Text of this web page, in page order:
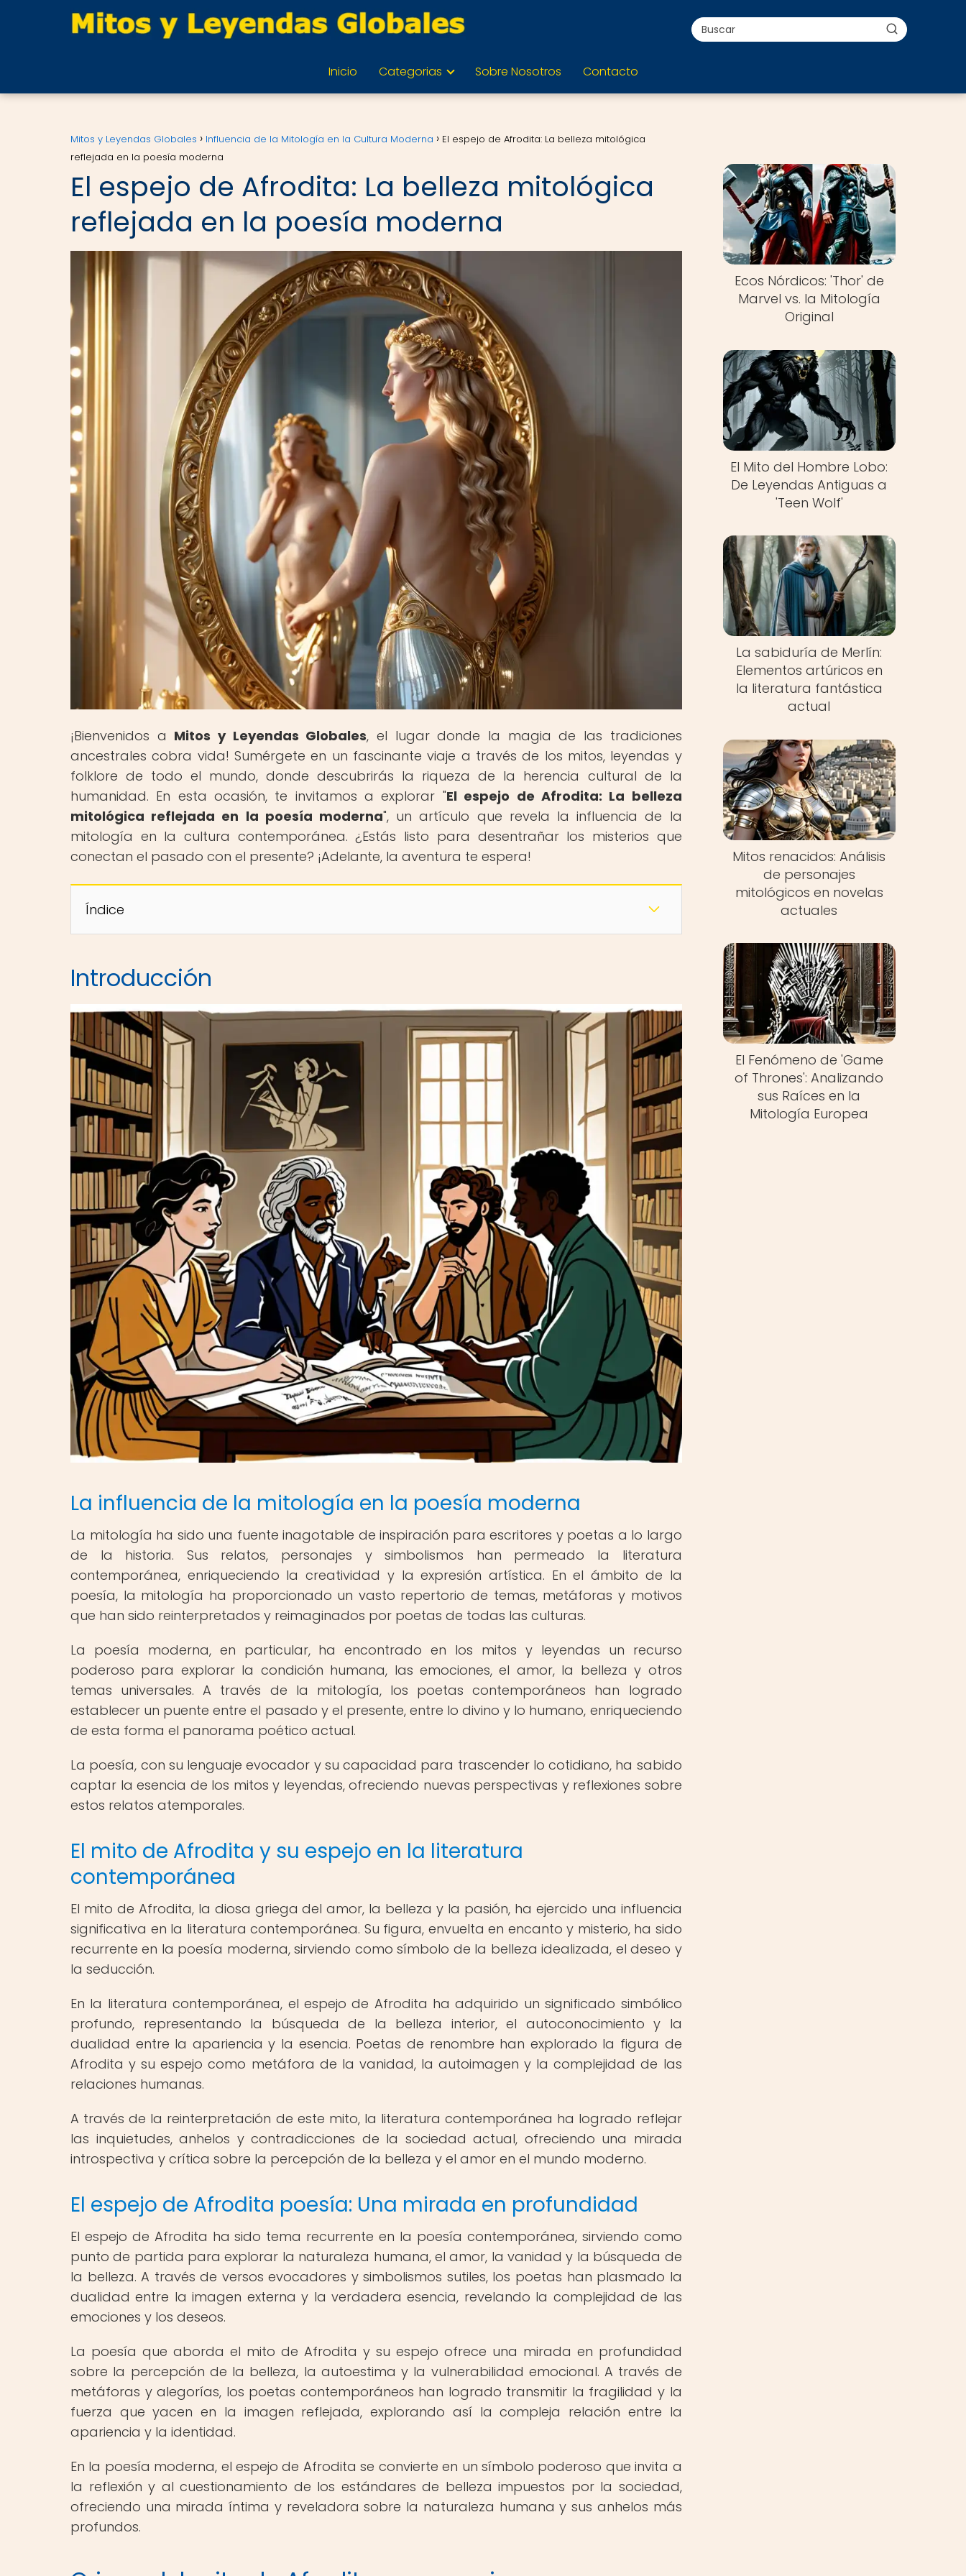
Inicio Categorias Sobre Nosotros Contacto
Mitos y Leyendas Globales Influencia de la Mitología en la Cultura Moderna
El espejo de Afrodita: La belleza mitológica
reflejada en la poesía moderna
El espejo de Afrodita: La belleza mitológica
reflejada en la poesía moderna
¡Bienvenidos a Mitos y Leyendas Globales, el lugar donde la magia de las tradiciones
ancestrales cobra vida! Sumérgete en un fascinante viaje a través de los mitos, leyendas y
folklore de todo el mundo, donde descubrirás la riqueza de la herencia cultural de la
humanidad. En esta ocasión, te invitamos a explorar "El espejo de Afrodita: La belleza
mitológica reflejada en la poesía moderna", un artículo que revela la influencia de la
mitología en la cultura contemporánea. ¿Estás listo para desentrañar los misterios que
conectan el pasado con el presente? ¡Adelante, la aventura te espera!
Índice
Introducción
La influencia de la mitología en la poesía moderna
La mitología ha sido una fuente inagotable de inspiración para escritores y poetas a lo largo
de la historia. Sus relatos, personajes y simbolismos han permeado la literatura
contemporánea, enriqueciendo la creatividad y la expresión artística. En el ámbito de la
poesía, la mitología ha proporcionado un vasto repertorio de temas, metáforas y motivos
que han sido reinterpretados y reimaginados por poetas de todas las culturas.
La poesía moderna, en particular, ha encontrado en los mitos y leyendas un recurso
poderoso para explorar la condición humana, las emociones, el amor, la belleza y otros
temas universales. A través de la mitología, los poetas contemporáneos han logrado
establecer un puente entre el pasado y el presente, entre lo divino y lo humano, enriqueciendo
de esta forma el panorama poético actual.
La poesía, con su lenguaje evocador y su capacidad para trascender lo cotidiano, ha sabido
captar la esencia de los mitos y leyendas, ofreciendo nuevas perspectivas y reflexiones sobre
estos relatos atemporales.
El mito de Afrodita y su espejo en la literatura
contemporánea
El mito de Afrodita, la diosa griega del amor, la belleza y la pasión, ha ejercido una influencia
significativa en la literatura contemporánea. Su figura, envuelta en encanto y misterio, ha sido
recurrente en la poesía moderna, sirviendo como símbolo de la belleza idealizada, el deseo y
la seducción.
En la literatura contemporánea, el espejo de Afrodita ha adquirido un significado simbólico
profundo, representando la búsqueda de la belleza interior, el autoconocimiento y la
dualidad entre la apariencia y la esencia. Poetas de renombre han explorado la figura de
Afrodita y su espejo como metáfora de la vanidad, la autoimagen y la complejidad de las
relaciones humanas.
A través de la reinterpretación de este mito, la literatura contemporánea ha logrado reflejar
las inquietudes, anhelos y contradicciones de la sociedad actual, ofreciendo una mirada
introspectiva y crítica sobre la percepción de la belleza y el amor en el mundo moderno.
El espejo de Afrodita poesía: Una mirada en profundidad
El espejo de Afrodita ha sido tema recurrente en la poesía contemporánea, sirviendo como
punto de partida para explorar la naturaleza humana, el amor, la vanidad y la búsqueda de
la belleza. A través de versos evocadores y simbolismos sutiles, los poetas han plasmado la
dualidad entre la imagen externa y la verdadera esencia, revelando la complejidad de las
emociones y los deseos.
La poesía que aborda el mito de Afrodita y su espejo ofrece una mirada en profundidad
sobre la percepción de la belleza, la autoestima y la vulnerabilidad emocional. A través de
metáforas y alegorías, los poetas contemporáneos han logrado transmitir la fragilidad y la
fuerza que yacen en la imagen reflejada, explorando así la compleja relación entre la
apariencia y la identidad.
En la poesía moderna, el espejo de Afrodita se convierte en un símbolo poderoso que invita a
la reflexión y al cuestionamiento de los estándares de belleza impuestos por la sociedad,
ofreciendo una mirada íntima y reveladora sobre la naturaleza humana y sus anhelos más
profundos.
Ecos Nórdicos: 'Thor' de
Marvel vs. la Mitología
Original
El Mito del Hombre Lobo:
De Leyendas Antiguas a
'Teen Wolf'
La sabiduría de Merlín:
Elementos artúricos en
la literatura fantástica
actual
Mitos renacidos: Análisis
de personajes
mitológicos en novelas
actuales
El Fenómeno de 'Game
of Thrones': Analizando
sus Raíces en la
Mitología Europea